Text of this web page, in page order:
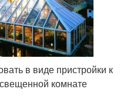
в виде пристройки к
комнате